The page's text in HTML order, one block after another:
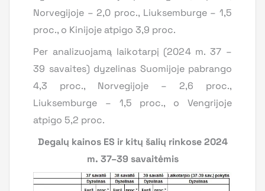
Norvegijoje – 2,0 proc., Liuksemburge – 1,5
proc., o Kinijoje atpigo 3,9 proc.
Per analizuojamą laikotarpį (2024 m. 37 –
39 savaites) dyzelinas Suomijoje pabrango
4,3 proc., Norvegijoje – 2,6 proc.,
Liuksemburge – 1,5 proc., o Vengrijoje
atpigo 5,2 proc.
Degalų kainos ES ir kitų šalių rinkose 2024
m. 37–39 savaitėmis